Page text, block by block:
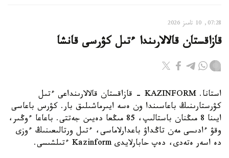
07:28, 10 تامىز 2026
قازاقستان قالالارىندا ءتىل كۋرسى قانشا
استانا. KAZINFORM - قازاقستان قالالارىنداعى ءتىل
كۋرستارىنىڭ باعاسىندا ون ەسە ايىرماشىلىق بار. كۋرس باعاسى
ايىنا 8 مىڭنان باستالىپ، 85 مىڭعا دەيىن جەتتى. باعاعا ءوڭىر،
وقۋ ءادىسى مەن تاڭداۋ باعدارلاماسى، ءتىل ورتالىعىنىڭ ءوزى
دە اسەر ەتەدى، دەپ حابارلايدى Kazinform ءتىلشىسى.